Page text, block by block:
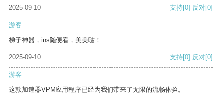
2025-09-10 支持[0] 反对[0]
游客
梯子神器，ins随便看，美美哒！
2025-09-10 支持[0] 反对[0]
游客
这款加速器VPM应用程序已经为我们带来了无限的流畅体验。